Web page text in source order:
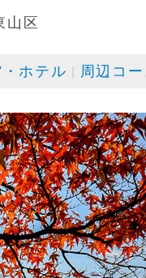
山区
ホテル 周辺コ